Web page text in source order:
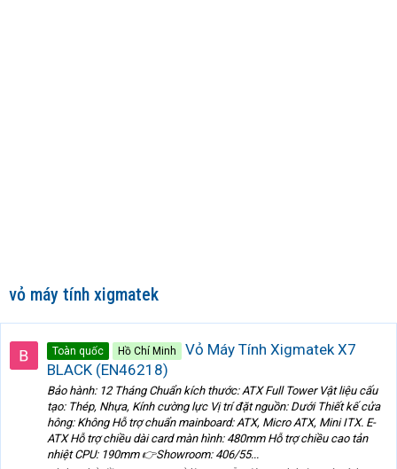
vỏ máy tính xigmatek
Toàn quốc Hồ Chí Minh
Vỏ Máy Tính Xigmatek X7
BLACK (EN46218)
Bảo hành: 12 Tháng Chuẩn kích thước: ATX Full Tower Vật liệu cấu
tạo: Thép, Nhựa, Kính cường lực Vị trí đặt nguồn: Dưới Thiết kế cửa
hông: Không Hỗ trợ chuẩn mainboard: ATX, Micro ATX, Mini ITX. E-
ATX Hỗ trợ chiều dài card màn hình: 480mm Hỗ trợ chiều cao tản
nhiệt CPU: 190mm 👉Showroom: 406/55...